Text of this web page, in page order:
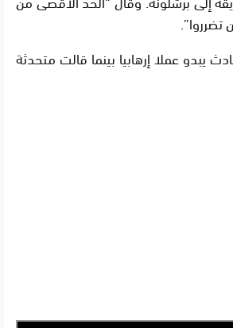
يبدو عملا إرهابيا بينما قالت متحدثة